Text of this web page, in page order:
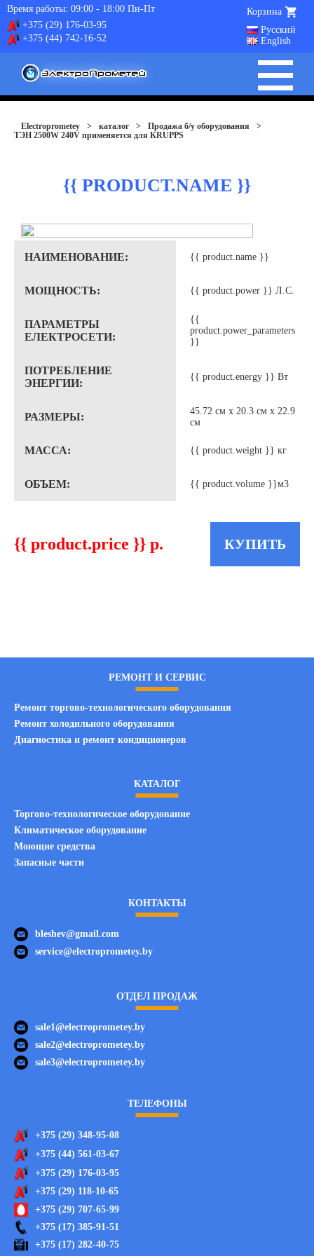
Время работы: 09:00 - 18:00 Пн-Пт
+375 (29) 176-03-95
+375 (44) 742-16-52
Русский
English
Корзина
Electroprometey > каталог > Продажа б/у оборудования
>
ТЭН 2500W 240V применяется для KRUPPS
{{ PRODUCT.NAME }}
НАИМЕНОВАНИЕ: {{ product.name }}
МОЩНОСТЬ: {{ product.power }} Л.С.
ПАРАМЕТРЫ
ЕЛЕКТРОСЕТИ:
{{
product.power_parameters
}}
ПОТРЕБЛЕНИЕ
ЭНЕРГИИ:
{{ product.energy }} Вт
РАЗМЕРЫ:
45.72 см x 20.3 см x 22.9
см
МАССА: {{ product.weight }} кг
ОБЪЕМ: {{ product.volume }}м3
{{ product.price }} p. КУПИТЬ
РЕМОНТ И СЕРВИС
Ремонт торгово-технологического оборудования
Ремонт холодильного оборудования
Диагностика и ремонт кондиционеров
КАТАЛОГ
Торгово-технологическое оборудование
Климатическое оборудование
Моющие средства
Запасные части
КОНТАКТЫ
bleshev@gmail.com
service@electroprometey.by
ОТДЕЛ ПРОДАЖ
sale1@electroprometey.by
sale2@electroprometey.by
sale3@electroprometey.by
ТЕЛЕФОНЫ
+375 (29) 348-95-08
+375 (44) 561-03-67
+375 (29) 176-03-95
+375 (29) 118-10-65
+375 (29) 707-65-99
+375 (17) 385-91-51
+375 (17) 282-40-75